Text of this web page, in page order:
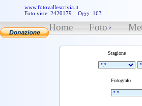
www.fotovallescrivia.it
Foto viste: 2420179 Oggi: 163
Home Foto
Stagione
Fotografo